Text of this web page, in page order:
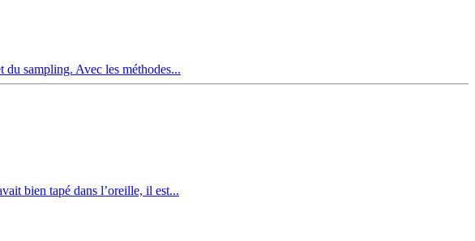
sampling. Avec les méthodes...
bien tapé dans l’oreille, il est...